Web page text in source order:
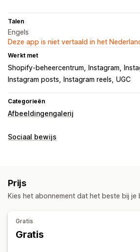
Talen
Engels
Deze app is niet vertaald in het
Werkt met
Shopify-beheercentrum Instagram
Instagram posts
Instagram reels UGC
Categorieën
Afbeeldingengalerij
Gallerijtypen
Aanpassing
Aangepaste stijlen
Aangepaste CSS
Formaataanpassing van afbeeldingen
Bescherming van afbeeldingen
Sociaal bewijs
Weergaveopties
Analytics
Prijs
Kies het abonnement dat het beste bij je
Gratis
Gratis